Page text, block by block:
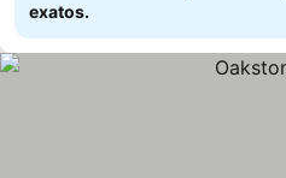
exatos.